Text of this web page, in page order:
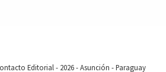
Editorial - 2026 - Asunción - Paraguay